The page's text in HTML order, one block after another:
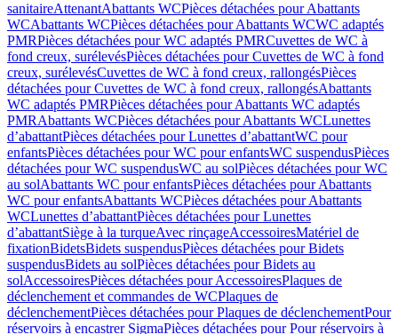
sanitaireAttenantAbattants WCPièces détachées pour Abattants
WCAbattants WCPièces détachées pour Abattants WCWC adaptés
PMRPièces détachées pour WC adaptés PMRCuvettes de WC à
fond creux, surélevésPièces détachées pour Cuvettes de WC à fond
creux, surélevésCuvettes de WC à fond creux, rallongésPièces
détachées pour Cuvettes de WC à fond creux, rallongésAbattants
WC adaptés PMRPièces détachées pour Abattants WC adaptés
PMRAbattants WCPièces détachées pour Abattants WCLunettes
d’abattantPièces détachées pour Lunettes d’abattantWC pour
enfantsPièces détachées pour WC pour enfantsWC suspendusPièces
détachées pour WC suspendusWC au solPièces détachées pour WC
au solAbattants WC pour enfantsPièces détachées pour Abattants
WC pour enfantsAbattants WCPièces détachées pour Abattants
WCLunettes d’abattantPièces détachées pour Lunettes
d’abattantSiège à la turqueAvec rinçageAccessoiresMatériel de
fixationBidetsBidets suspendusPièces détachées pour Bidets
suspendusBidets au solPièces détachées pour Bidets au
solAccessoiresPièces détachées pour AccessoiresPlaques de
déclenchement et commandes de WCPlaques de
déclenchementPièces détachées pour Plaques de déclenchementPour
réservoirs à encastrer SigmaPièces détachées pour Pour réservoirs à